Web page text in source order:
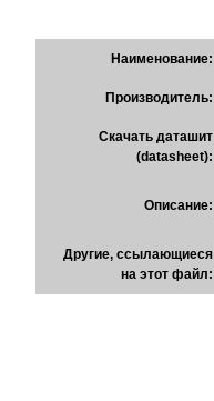
Наименование:
Производитель:
Скачать даташит
(datasheet):
Описание:
Другие, ссылающиеся
на этот файл: